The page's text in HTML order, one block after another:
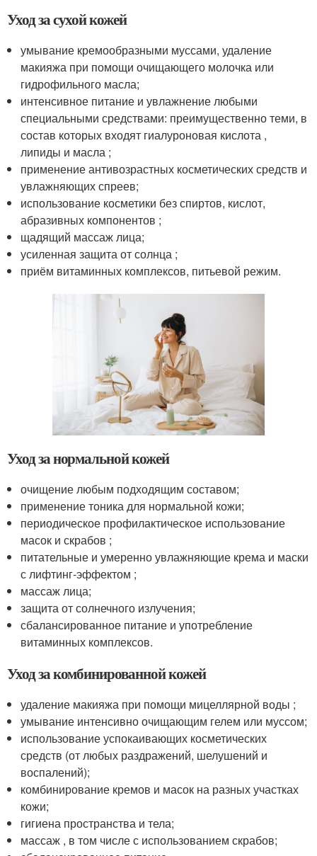
Уход за сухой кожей
умывание кремообразными муссами, удаление
макияжа при помощи очищающего молочка или
гидрофильного масла;
интенсивное питание и увлажнение любыми
специальными средствами: преимущественно теми, в
состав которых входят гиалуроновая кислота ,
липиды и масла ;
применение антивозрастных косметических средств и
увлажняющих спреев;
использование косметики без спиртов, кислот,
абразивных компонентов ;
щадящий массаж лица;
усиленная защита от солнца ;
приём витаминных комплексов, питьевой режим.
Уход за нормальной кожей
очищение любым подходящим составом;
применение тоника для нормальной кожи;
периодическое профилактическое использование
масок и скрабов ;
питательные и умеренно увлажняющие крема и маски
с лифтинг-эффектом ;
массаж лица;
защита от солнечного излучения;
сбалансированное питание и употребление
витаминных комплексов.
Уход за комбинированной кожей
удаление макияжа при помощи мицеллярной воды ;
умывание интенсивно очищающим гелем или муссом;
использование успокаивающих косметических
средств (от любых раздражений, шелушений и
воспалений);
комбинирование кремов и масок на разных участках
кожи;
гигиена пространства и тела;
массаж , в том числе с использованием скрабов;